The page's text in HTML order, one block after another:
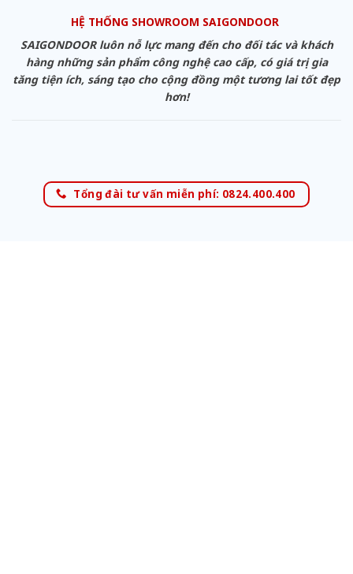
HỆ THỐNG SHOWROOM SAIGONDOOR
SAIGONDOOR luôn nỗ lực mang đến cho đối tác và khách
hàng những sản phẩm công nghệ cao cấp, có giá trị gia
tăng tiện ích, sáng tạo cho cộng đồng một tương lai tốt đẹp
hơn!
Tổng đài tư vấn miễn phí: 0824.400.400